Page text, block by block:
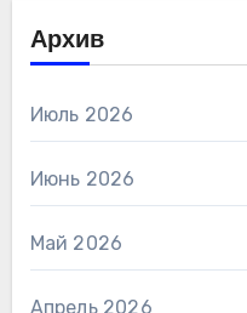
Архив
Июль 2026
Июнь 2026
Май 2026
Апрель 2026